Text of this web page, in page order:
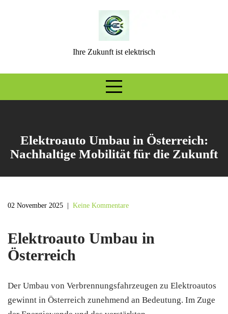
Ihre Zukunft ist elektrisch
Elektroauto Umbau in Österreich:
Nachhaltige Mobilität für die Zukunft
02 November 2025 Keine Kommentare
Elektroauto Umbau in
Österreich
Der Umbau von Verbrennungsfahrzeugen zu Elektroautos
gewinnt in Österreich zunehmend an Bedeutung. Im Zuge